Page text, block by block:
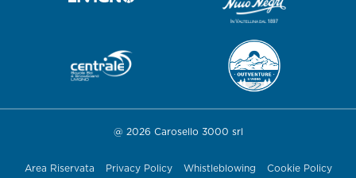
@ 2026 Carosello 3000 srl
Area Riservata Privacy Policy Whistleblowing Cookie Policy